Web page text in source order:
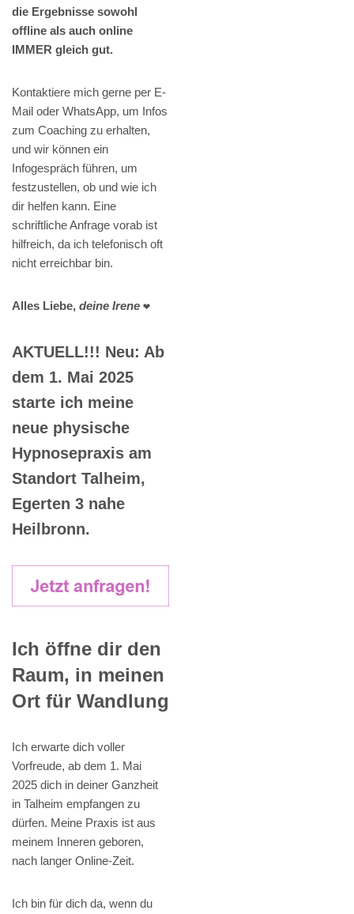
die Ergebnisse sowohl
offline als auch online
IMMER gleich gut.
Kontaktiere mich gerne per E-
Mail oder WhatsApp, um Infos
zum Coaching zu erhalten,
und wir können ein
Infogespräch führen, um
festzustellen, ob und wie ich
dir helfen kann. Eine
schriftliche Anfrage vorab ist
hilfreich, da ich telefonisch oft
nicht erreichbar bin.
Alles Liebe, deine Irene ❤️
AKTUELL!!! Neu: Ab
dem 1. Mai 2025
starte ich meine
neue physische
Hypnosepraxis am
Standort Talheim,
Egerten 3 nahe
Heilbronn.
Ich öffne dir den
Raum, in meinen
Ort für Wandlung
Ich erwarte dich voller
Vorfreude, ab dem 1. Mai
2025 dich in deiner Ganzheit
in Talheim empfangen zu
dürfen. Meine Praxis ist aus
meinem Inneren geboren,
nach langer Online-Zeit.
Ich bin für dich da, wenn du